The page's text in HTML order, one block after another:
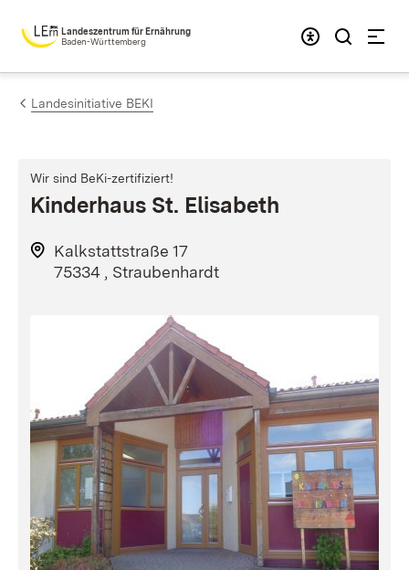
Zum Inhalt springen
Landeszentrum für Ernährung
Baden-Württemberg
Landesinitiative BEKI
Wir sind BeKi-zertifiziert!
Kinderhaus St. Elisabeth
Kalkstattstraße 17
75334 , Straubenhardt